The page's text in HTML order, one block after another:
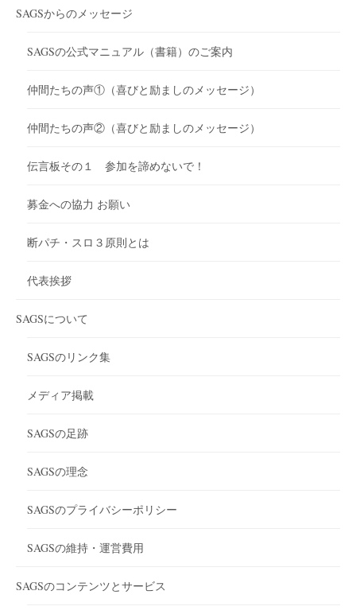
SAGSからのメッセージ
SAGSの公式マニュアル（書籍）のご案内
仲間たちの声①（喜びと励ましのメッセージ）
仲間たちの声②（喜びと励ましのメッセージ）
伝言板その１ 参加を諦めないで！
募金への協力 お願い
断パチ・スロ３原則とは
代表挨拶
SAGSについて
SAGSのリンク集
メディア掲載
SAGSの足跡
SAGSの理念
SAGSのプライバシーポリシー
SAGSの維持・運営費用
SAGSのコンテンツとサービス